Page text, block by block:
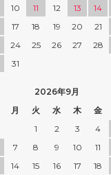
10 11 12 13 14
17 18 19 20 21
24 25 26 27 28
31
2026年9月
月 火 水 木 金
1
2 3 4
7 8 9 10 11
14 15 16 17 18